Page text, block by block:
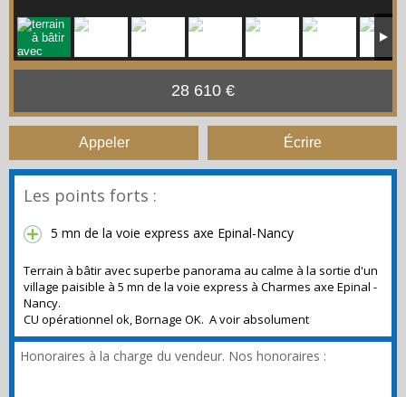
28 610 €
Appeler Écrire
Les points forts :
5 mn de la voie express axe Epinal-Nancy
Terrain à bâtir avec superbe panorama au calme à la sortie d'un
village paisible à 5 mn de la voie express à Charmes axe Epinal -
Nancy.
CU opérationnel ok, Bornage OK. A voir absolument
Honoraires à la charge du vendeur. Nos honoraires :